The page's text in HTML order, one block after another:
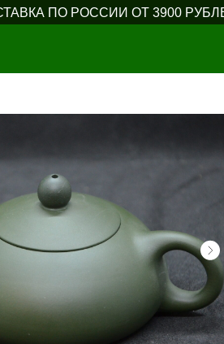
ПО РОССИИ ОТ 3900